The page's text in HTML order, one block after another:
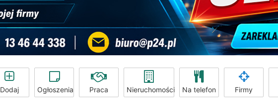
Dodaj Ogłoszenia Praca Nieruchomości Na telefon Firmy